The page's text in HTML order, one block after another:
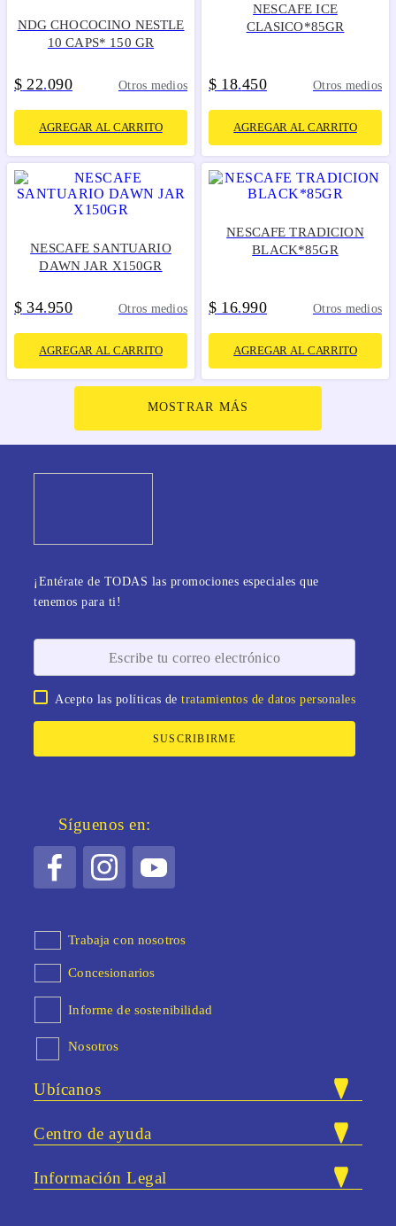
NDG CHOCOCINO NESTLE
10 CAPS* 150 GR
$ 22.090 Otros medios
AGREGAR AL CARRITO
NESCAFE ICE
CLASICO*85GR
$ 18.450 Otros medios
AGREGAR AL CARRITO
NESCAFE SANTUARIO
DAWN JAR X150GR
$ 34.950 Otros medios
AGREGAR AL CARRITO
NESCAFE TRADICION
BLACK*85GR
$ 16.990 Otros medios
AGREGAR AL CARRITO
MOSTRAR MÁS
¡Entérate de TODAS las promociones especiales que
tenemos para ti!
Acepto las políticas detratamientos de datos personales
SUSCRIBIRME
Síguenos en:
Trabaja con nosotros
Concesionarios
Informe de sostenibilidad
Nosotros
Ubícanos
Carrera 47 # 83A - 40. Bloque 25 /
Correo: atencionalcliente@eurosupermercados.com
Centro de ayuda
Preguntas frecuentes
Información Legal